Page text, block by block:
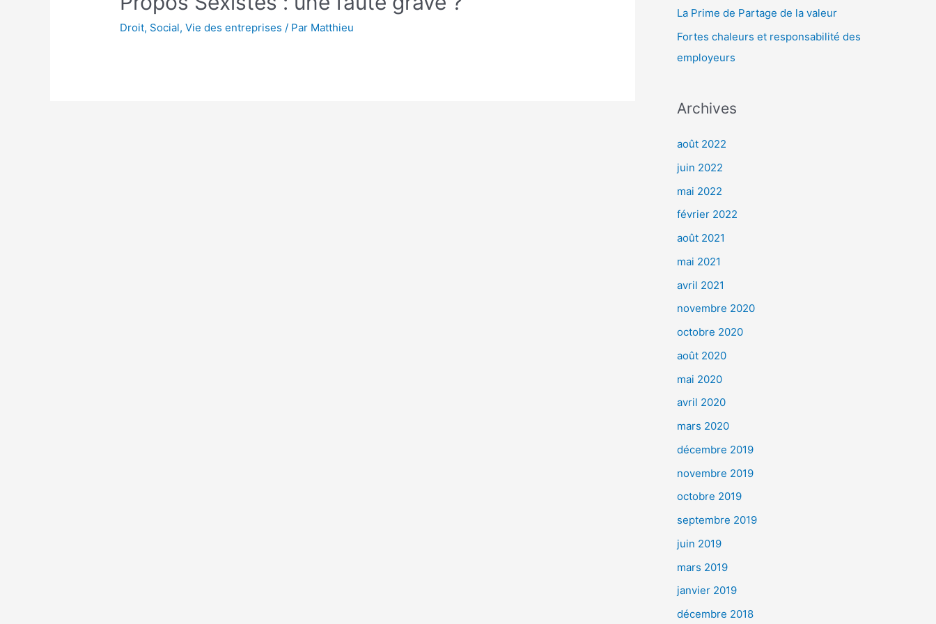
Droit, Social,Vie des entreprises / Par Matthieu
rLa Prime de Partage de la valeur
Fortes chaleurs et responsabilité des
employeurs
Archives
août 2022
juin 2022
mai 2022
février 2022
août 2021
mai 2021
avril 2021
novembre 2020
octobre 2020
août 2020
mai 2020
avril 2020
mars 2020
décembre 2019
novembre 2019
octobre 2019
septembre 2019
juin 2019
mars 2019
janvier 2019
décembre 2018